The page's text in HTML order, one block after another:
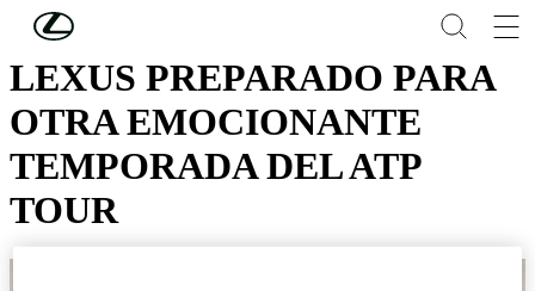
Skip to Main Content
LEXUS PREPARADO PARA
OTRA EMOCIONANTE
TEMPORADA DEL ATP
TOUR